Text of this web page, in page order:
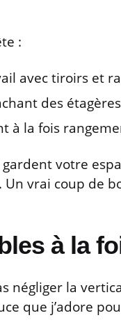
:
avec tiroirs et
des
à la fois
gardent votre
Un vrai coup de
à la
négliger la
que j’adore